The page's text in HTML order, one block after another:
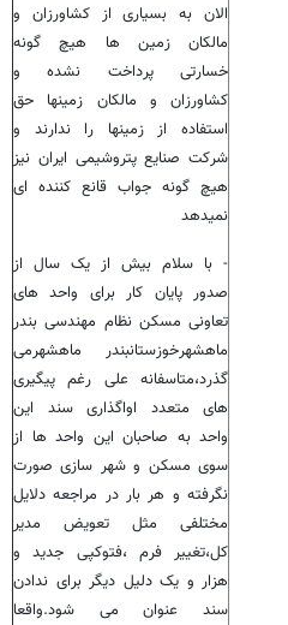
الان به بسیاری از کشاورزان و
مالکان زمین ها هیچ گونه
خسارتی پرداخت نشده و
کشاورزان و مالکان زمینها حق
استفاده از زمینها را ندارند و
شرکت صنایع پتروشیمی ایران نیز
هیچ گونه جواب قانع کننده ای
نمیدهد
- با سلام بیش از یک سال از
صدور پایان کار برای واحد های
تعاونی مسکن نظام مهندسی بندر
ماهشهرخوزستانبندر ماهشهرمی
گذرد،متاسفانه علی رغم پیگیری
های متعدد اواگذاری سند این
واحد به صاحبان این واحد ها از
سوی مسکن و شهر سازی صورت
نگرفته و هر بار در مراجعه دلایل
مختلفی مثل تعویض مدیر
کل،تغییر فرم ،فتوکپی جدید و
هزار و یک دلیل دیگر برای ندادن
سند عنوان می شود.واقعا